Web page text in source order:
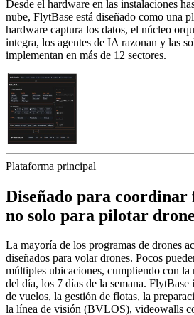
Desde el hardware en las instalaciones
nube, FlytBase está diseñado como una
hardware captura los datos, el núcleo
integra, los agentes de IA razonan y las
implementan en más de 12 sectores.
Plataforma principal
Diseñado para coordinar
no solo para pilotar
La mayoría de los programas de drones
diseñados para volar drones. Pocos
múltiples ubicaciones, cumpliendo con la
del día, los 7 días de la semana.
de vuelos, la gestión de flotas, la
la línea de visión (BVLOS), videowalls